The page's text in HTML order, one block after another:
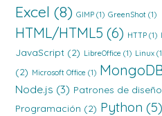
Excel (8) GIMP(1) GreenShot(1)
HTML/HTML5 (6) HTTP(1)
JavaScript (2) LibreOffice (1) Linux
(2) Microsoft Office (1)
Node.js (3) Patrones de diseño
Programación (2) Python (5)